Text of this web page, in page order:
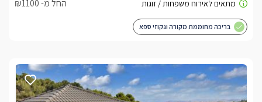
החל מ- ₪1100
בריכה מחוממת מקורה וגקוזי ספא